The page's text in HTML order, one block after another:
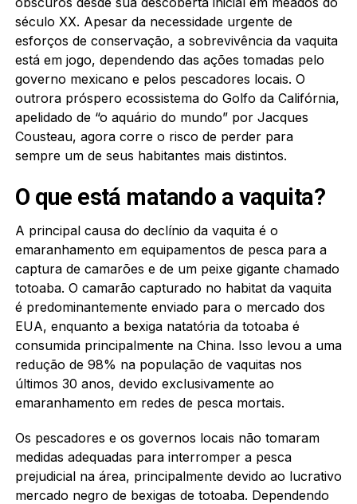
século XX. Apesar da necessidade urgente de
esforços de conservação, a sobrevivência da vaquita
está em jogo, dependendo das ações tomadas pelo
governo mexicano e pelos pescadores locais. O
outrora próspero ecossistema do Golfo da Califórnia,
apelidado de “o aquário do mundo” por Jacques
Cousteau, agora corre o risco de perder para
sempre um de seus habitantes mais distintos.
O que está matando a vaquita?
A principal causa do declínio da vaquita é o
emaranhamento em equipamentos de pesca para a
captura de camarões e de um peixe gigante chamado
totoaba. O camarão capturado no habitat da vaquita
é predominantemente enviado para o mercado dos
EUA, enquanto a bexiga natatória da totoaba é
consumida principalmente na China. Isso levou a uma
redução de 98% na população de vaquitas nos
últimos 30 anos, devido exclusivamente ao
emaranhamento em redes de pesca mortais.
Os pescadores e os governos locais não tomaram
medidas adequadas para interromper a pesca
prejudicial na área, principalmente devido ao lucrativo
mercado negro de bexigas de totoaba. Dependendo